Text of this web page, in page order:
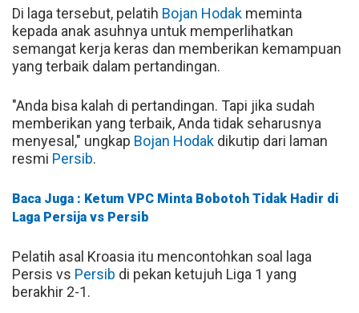
Di laga tersebut, pelatih Bojan Hodak meminta
kepada anak asuhnya untuk memperlihatkan
semangat kerja keras dan memberikan kemampuan
yang terbaik dalam pertandingan.
"Anda bisa kalah di pertandingan. Tapi jika sudah
memberikan yang terbaik, Anda tidak seharusnya
menyesal," ungkap Bojan Hodak dikutip dari laman
resmi Persib.
Baca Juga : Ketum VPC Minta Bobotoh Tidak Hadir di
Laga Persija vs Persib
Pelatih asal Kroasia itu mencontohkan soal laga
Persis vs Persib di pekan ketujuh Liga 1 yang
berakhir 2-1.